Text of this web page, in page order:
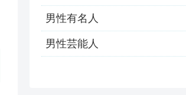
男性有名人
男性芸能人